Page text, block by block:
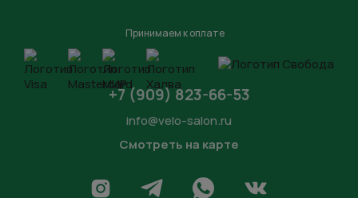
Принимаем к оплате
+7 (909) 823-66-53
info@velo-salon.ru
Смотреть на карте
Перейти в Инстаграм
Написать в Телеграм
Написать в WhatsApp
Перейти во